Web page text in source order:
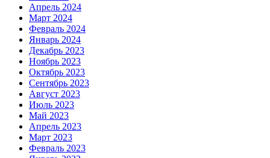
Апрель 2024
Март 2024
Февраль 2024
Январь 2024
Декабрь 2023
Ноябрь 2023
Октябрь 2023
Сентябрь 2023
Август 2023
Июль 2023
Май 2023
Апрель 2023
Март 2023
Февраль 2023